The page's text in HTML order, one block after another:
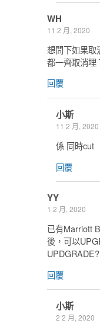
WH
11 2 月, 2020
想問下如果取
都一齊取消埋
回覆
小斯
11 2 月, 2020
係 同時cut
回覆
YY
1 2 月, 2020
已有Marriott
後，可以
回覆
小斯
2 2 月, 2020